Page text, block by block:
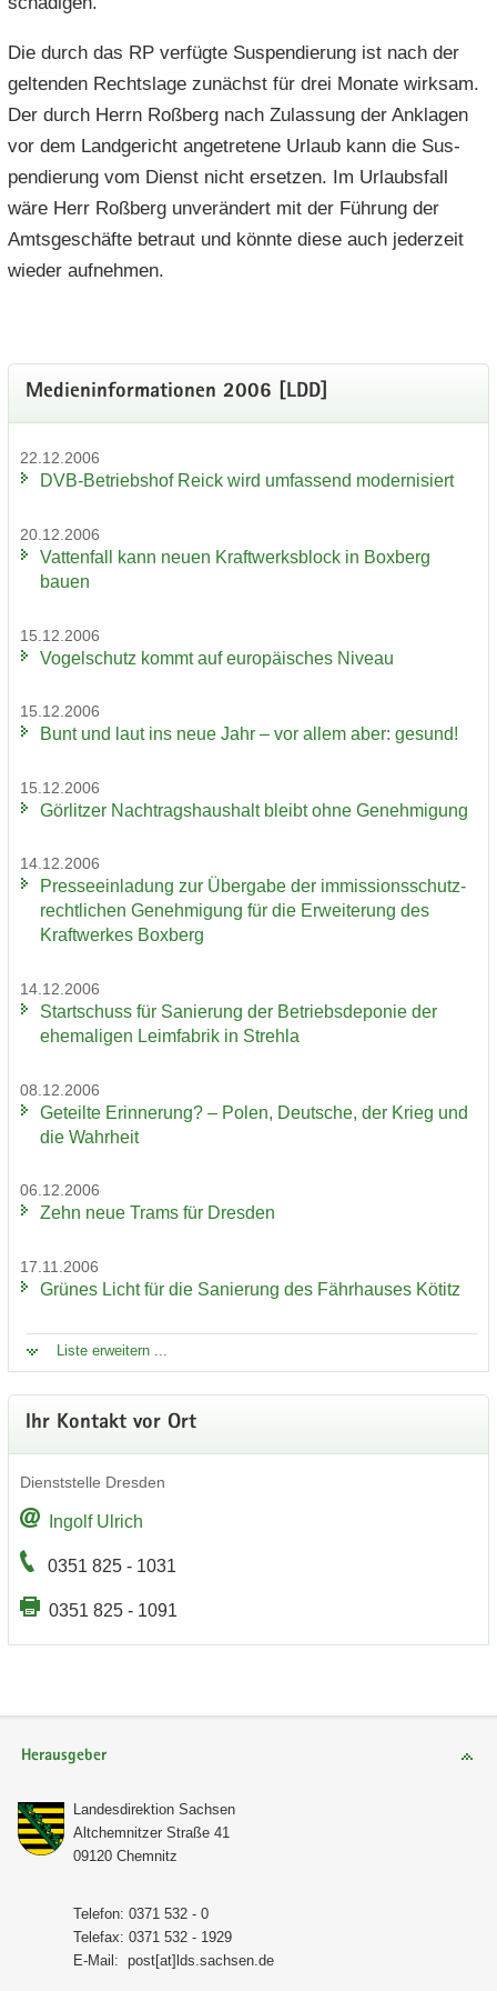
Die durch das RP ver­füg­te Sus­pen­die­rung ist nach der
gel­ten­den Rechts­la­ge zu­nächst für drei Mo­na­te wirk­sam.
Der durch Herrn Roß­berg nach Zu­las­sung der An­kla­gen
vor dem Land­ge­richt an­ge­tre­te­ne Ur­laub kann die Sus­
pen­die­rung vom Dienst nicht er­set­zen. Im Ur­laubs­fall
wäre Herr Roß­berg un­ver­än­dert mit der Füh­rung der
Amts­ge­schäf­te be­traut und könn­te diese auch je­der­zeit
wie­der auf­neh­men.
Me­di­en­in­for­ma­tio­nen 2006 [LDD]
22.12.2006
DVB-​Betriebshof Reick wird um­fas­send mo­der­ni­siert
20.12.2006
Vat­ten­fall kann neuen Kraft­werks­block in Box­berg
bauen
15.12.2006
Vo­gel­schutz kommt auf eu­ro­päi­sches Ni­veau
15.12.2006
Bunt und laut ins neue Jahr – vor allem aber: ge­sund!
15.12.2006
Gör­lit­zer Nach­trags­haus­halt bleibt ohne Ge­neh­mi­gung
14.12.2006
Pres­se­ein­la­dung zur Über­ga­be der im­mis­si­ons­schutz­
recht­li­chen Ge­neh­mi­gung für die Er­wei­te­rung des
Kraft­wer­kes Box­berg
14.12.2006
Start­schuss für Sa­nie­rung der Be­triebs­de­po­nie der
ehe­ma­li­gen Leim­fa­brik in Streh­la
08.12.2006
Ge­teil­te Er­in­ne­rung? – Polen, Deut­sche, der Krieg und
die Wahr­heit
06.12.2006
Zehn neue Trams für Dres­den
17.11.2006
Grü­nes Licht für die Sa­nie­rung des Fähr­hau­ses Kö­titz
Liste er­wei­tern ...
Ihr Kon­takt vor Ort
Dienst­stel­le Dres­den
In­golf Ul­rich
0351 825 - 1031
0351 825 - 1091
Herausgeber
Lan­des­di­rek­ti­on Sach­sen
Alt­chem­nit­zer Stra­ße 41
09120 Chem­nitz
Te­le­fon: 0371 532 - 0
Te­le­fax: 0371 532 - 1929
E-​Mail: post[at]lds.sach­sen.de